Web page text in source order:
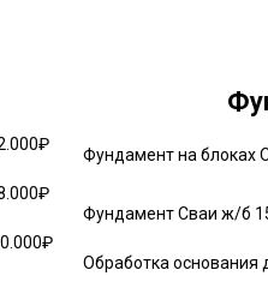
Фундамент на блоках
Фундамент Сваи ж/б
Обработка основания